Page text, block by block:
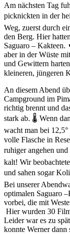
Am nächsten Tag
picknickten in der
Weg, zuerst durch
den Berg. Hier
Saguaro – Kakteen.
aber in der Wüste
und Gewittern
kleineren, jüngeren
An diesem Abend
Campground im
richtig brennt und
stark ab. 🌡 Wenn
wacht man bei
volle Flasche in
ruhiger angehen
kalt! Wir
und sahen sogar
Bei unserer
optimalen Saguaro
vorbei, die mit
Hier wurden 30
Leider war es zu
konnte Werner